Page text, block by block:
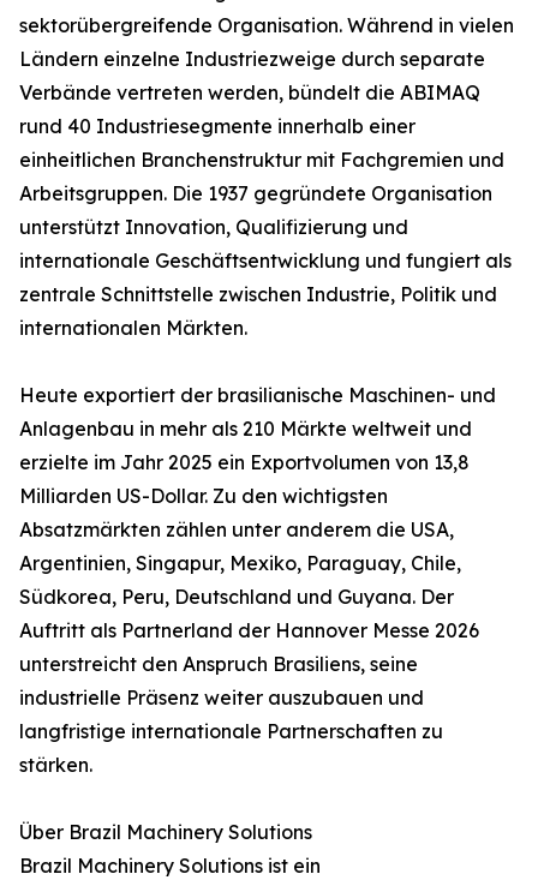
sektorübergreifende Organisation. Während in vielen
Ländern einzelne Industriezweige durch separate
Verbände vertreten werden, bündelt die ABIMAQ
rund 40 Industriesegmente innerhalb einer
einheitlichen Branchenstruktur mit Fachgremien und
Arbeitsgruppen. Die 1937 gegründete Organisation
unterstützt Innovation, Qualifizierung und
internationale Geschäftsentwicklung und fungiert als
zentrale Schnittstelle zwischen Industrie, Politik und
internationalen Märkten.
Heute exportiert der brasilianische Maschinen- und
Anlagenbau in mehr als 210 Märkte weltweit und
erzielte im Jahr 2025 ein Exportvolumen von 13,8
Milliarden US-Dollar. Zu den wichtigsten
Absatzmärkten zählen unter anderem die USA,
Argentinien, Singapur, Mexiko, Paraguay, Chile,
Südkorea, Peru, Deutschland und Guyana. Der
Auftritt als Partnerland der Hannover Messe 2026
unterstreicht den Anspruch Brasiliens, seine
industrielle Präsenz weiter auszubauen und
langfristige internationale Partnerschaften zu
stärken.
Über Brazil Machinery Solutions
Brazil Machinery Solutions ist ein